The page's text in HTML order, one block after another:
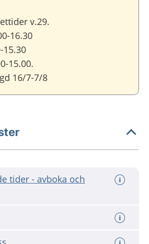
v.29.
16.30
15.30
15.00.
16/7-7/8
tider - avboka och